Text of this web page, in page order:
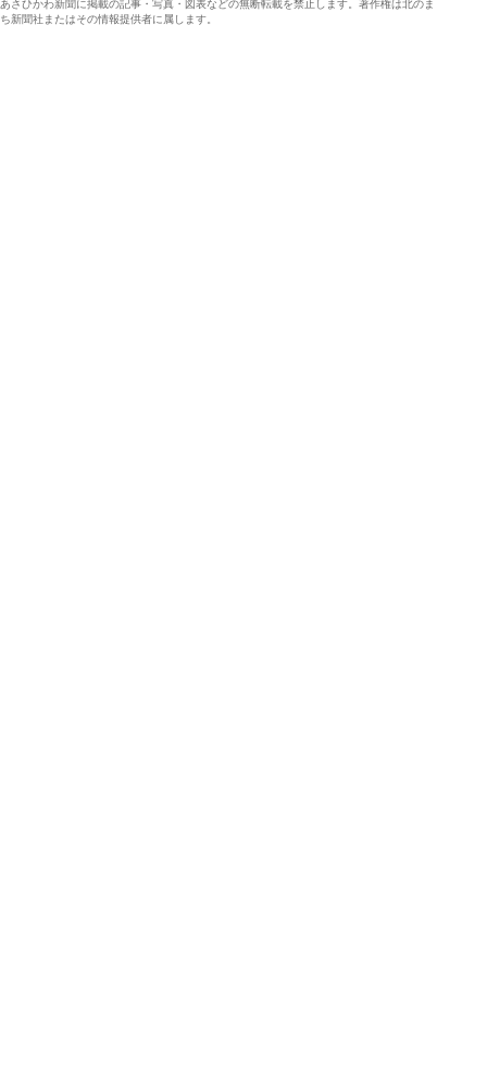
あさひかわ新聞に掲載の記事・写真・図表などの無断転載を禁止します。著作権は北のま
ち新聞社またはその情報提供者に属します。